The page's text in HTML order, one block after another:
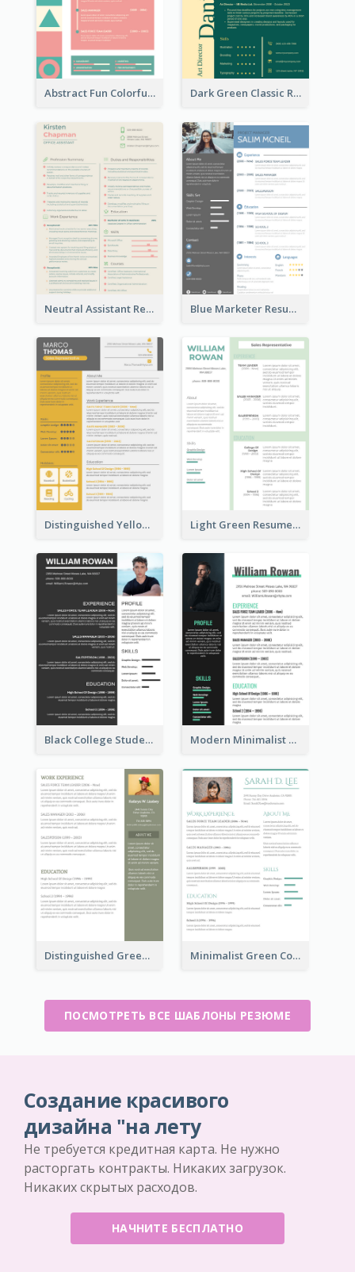
Abstract Fun Colorful Resume Dark Green Classic Resume
Neutral Assistant Resume Blue Marketer Resume
Distinguished Yellow Resume Light Green Resume
Black College Student Resume Modern Minimalist Marketing Resume
Distinguished Green Vintage Resume Minimalist Green College Student Resume
ПОСМОТРЕТЬ ВСЕ ШАБЛОНЫ РЕЗЮМЕ
Создание красивого
дизайна "на лету
Не требуется кредитная карта. Не нужно
расторгать контракты. Никаких загрузок.
Никаких скрытых расходов.
НАЧНИТЕ БЕСПЛАТНО